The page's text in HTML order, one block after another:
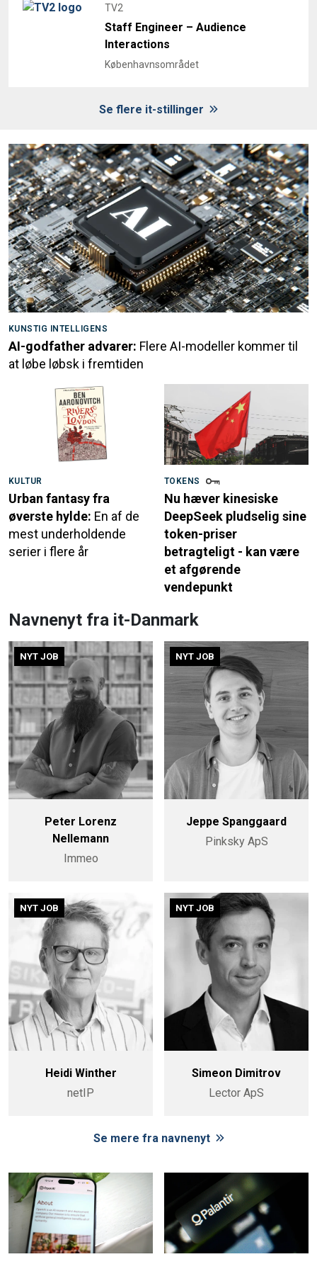
TV2
Staff Engineer – Audience
Interactions
Københavnsområdet
Se flere it-stillinger
KUNSTIG INTELLIGENS
AI-godfather advarer: Flere AI-modeller kommer til
at løbe løbsk i fremtiden
KULTUR
Urban fantasy fra
øverste hylde: En af de
mest underholdende
serier i flere år
TOKENS
Nu hæver kinesiske
DeepSeek pludselig sine
token-priser
betragteligt - kan være
et afgørende
vendepunkt
Navnenyt fra it-Danmark
NYT JOB
Peter Lorenz
Nellemann
Immeo
NYT JOB
Jeppe Spanggaard
Pinksky ApS
NYT JOB
Heidi Winther
netIP
NYT JOB
Simeon Dimitrov
Lector ApS
Se mere fra navnenyt